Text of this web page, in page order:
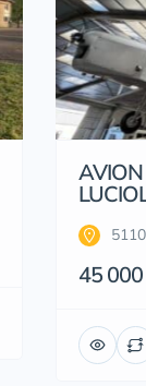
45